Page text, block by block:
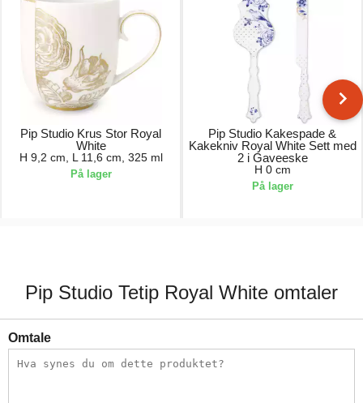
Pip Studio Krus Stor Royal
White
H 9,2 cm, L 11,6 cm, 325 ml
På lager
Pip Studio Kakespade &
Kakekniv Royal White Sett med
2 i Gaveeske
H 0 cm
På lager
Pip Studio Tetip Royal White omtaler
Omtale